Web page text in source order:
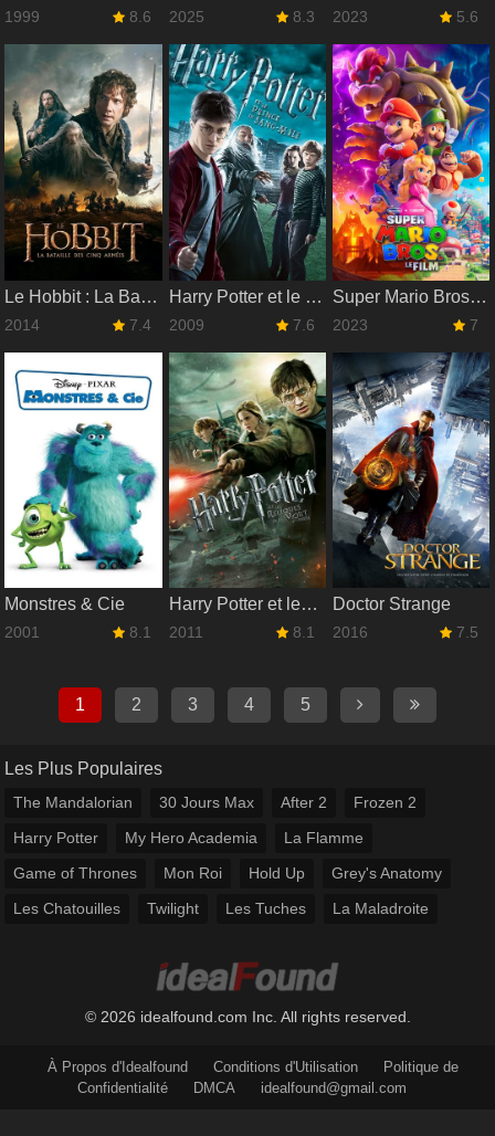
1999 8.6 2025 8.3 2023 5.6
Le Hobbit : La Bataille des cinq armées
2014 7.4
Harry Potter et le Prince de sang-mêlé
2009 7.6
Super Mario Bros., le film
2023 7
Monstres & Cie
2001 8.1
Harry Potter et les Reliques de la Mort - 2ème partie
2011 8.1
Doctor Strange
2016 7.5
1 2 3 4 5
Les Plus Populaires
The Mandalorian 30 Jours Max After 2
Frozen 2
Harry Potter
My Hero Academia
La Flamme
Game of Thrones
Mon Roi Hold Up
Grey's Anatomy
Les Chatouilles
Twilight Les Tuches La Maladroite
© 2026 idealfound.com Inc. All rights reserved.
À Propos d'Idealfound Conditions d'Utilisation
Politique de
Confidentialité
DMCA idealfound@gmail.com